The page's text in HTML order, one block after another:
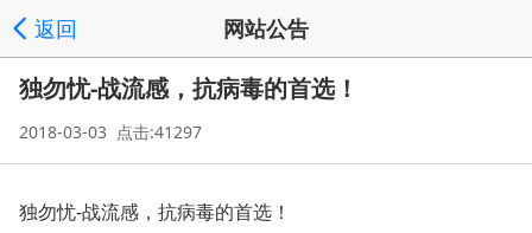
返回 网站公告
独勿忧-战流感，抗病毒的首选！
2018-03-03 点击:41297
独勿忧-战流感，抗病毒的首选！